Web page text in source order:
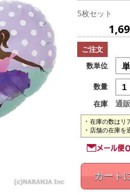
5枚セット
ご注文
数単位
数量
在庫
通販
在庫の数はリ
店舗の在庫を
カート